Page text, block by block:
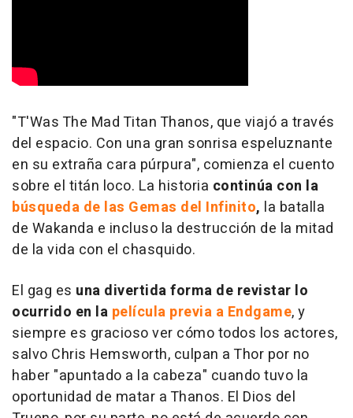
"T'Was The Mad Titan Thanos, que viajó a través
del espacio. Con una gran sonrisa espeluznante
en su extraña cara púrpura", comienza el cuento
sobre el titán loco. La historia continúa con la
búsqueda de las Gemas del Infinito, la batalla
de Wakanda e incluso la destrucción de la mitad
de la vida con el chasquido.
El gag es una divertida forma de revistar lo
ocurrido en la película previa a Endgame, y
siempre es gracioso ver cómo todos los actores,
salvo Chris Hemsworth, culpan a Thor por no
haber "apuntado a la cabeza" cuando tuvo la
oportunidad de matar a Thanos. El Dios del